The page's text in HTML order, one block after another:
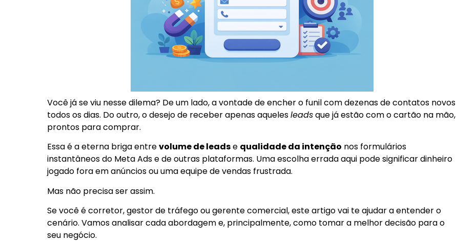
Você já se viu nesse dilema? De um lado, a vontade de encher o funil com dezenas de contatos novos
todos os dias. Do outro, o desejo de receber apenas aquelesleadsque já estão com o cartão na mão,
prontos para comprar.
Essa é a eterna briga entrevolume de leadse qualidade da intenção nos formulários
instantâneos do Meta Ads e de outras plataformas. Uma escolha errada aqui pode significar dinheiro
jogado fora em anúncios ou uma equipe de vendas frustrada.
Mas não precisa ser assim.
Se você é corretor, gestor de tráfego ou gerente comercial, este artigo vai te ajudar a entender o
cenário. Vamos analisar cada abordagem e, principalmente, como tomar a melhor decisão para o
seu negócio.